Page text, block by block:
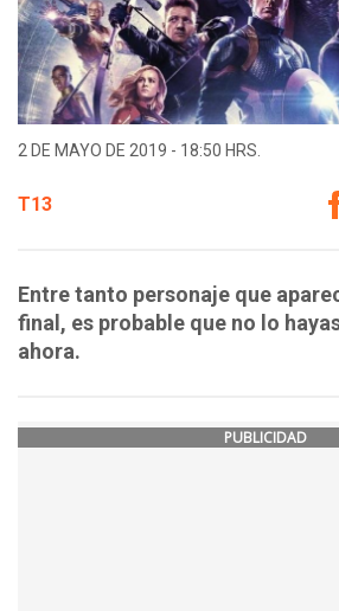
2 DE MAYO DE 2019 - 18:50 HRS.
T13
Entre tanto personaje que
final, es probable que no lo
ahora.
PUBLICIDAD